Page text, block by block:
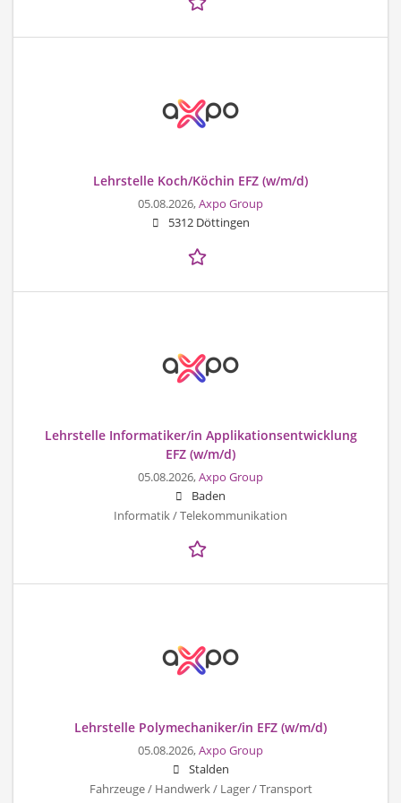
Lehrstelle Koch/Köchin EFZ (w/m/d)
05.08.2026,Axpo Group
5312 Döttingen
Lehrstelle Informatiker/in Applikationsentwicklung
EFZ (w/m/d)
05.08.2026,Axpo Group
Baden
Informatik / Telekommunikation
Lehrstelle Polymechaniker/in EFZ (w/m/d)
05.08.2026,Axpo Group
Stalden
Fahrzeuge / Handwerk / Lager / Transport